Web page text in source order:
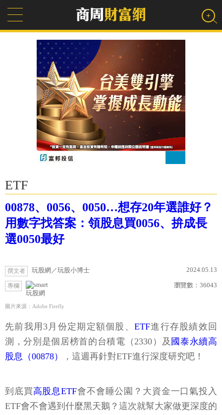
ETF
00878、0056、0050…想存20年選誰好？
用數字找答案：領股息買0056、拚成長
選0050最好
撰文者 玩股網／玩股小博士 2024.05.13
專欄
玩股網
瀏覽數： 36043
圖片來源：Adobe Firefly
先前我用3月份定期定額個股、 ETF進行存股績效回
測，分別是個居榜首的台積電（2330）及 國泰永續高
股息（00878）
，這週再針對ETF進行深度研究吧！
到底買高股息ETF會不會睡公園？大資金一口氣投入
ETF會不會遇到什麼黑天鵝？這次就幫大家做更深度的